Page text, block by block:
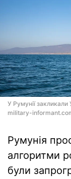
У Румунії
military-
Румунія
алгоритми
були